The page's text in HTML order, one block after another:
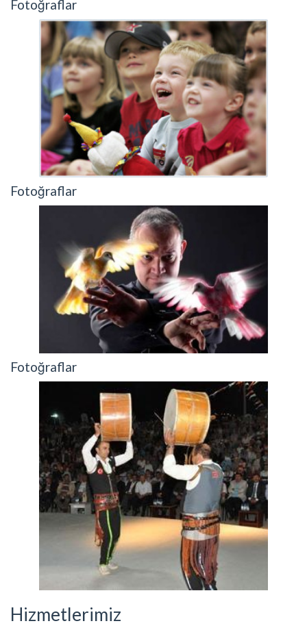
Fotoğraflar
Fotoğraflar
Fotoğraflar
Hizmetlerimiz